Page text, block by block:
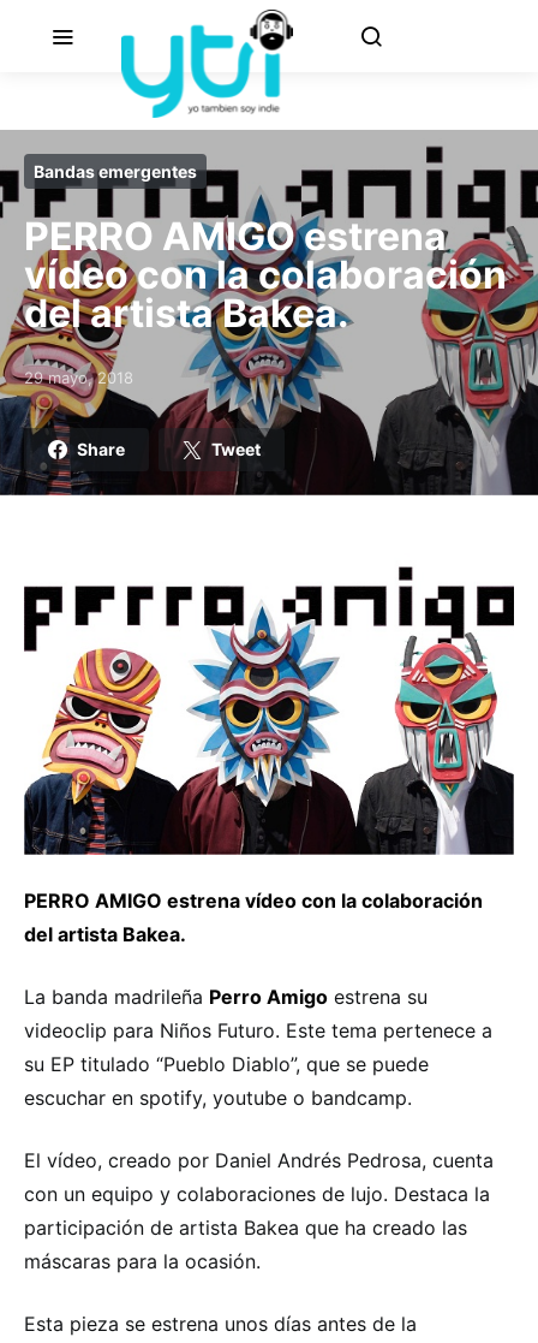
Bandas emergentes
PERRO AMIGO estrena
vídeo con la colaboración
del artista Bakea.
Posted on
29 mayo, 2018
Share Tweet
PERRO AMIGO estrena vídeo con la colaboración
del artista Bakea.
La banda madrileña Perro Amigo estrena su
videoclip para Niños Futuro. Este tema pertenece a
su EP titulado “Pueblo Diablo”, que se puede
escuchar en spotify, youtube o bandcamp.
El vídeo, creado por Daniel Andrés Pedrosa, cuenta
con un equipo y colaboraciones de lujo. Destaca la
participación de artista Bakea que ha creado las
máscaras para la ocasión.
Esta pieza se estrena unos días antes de la